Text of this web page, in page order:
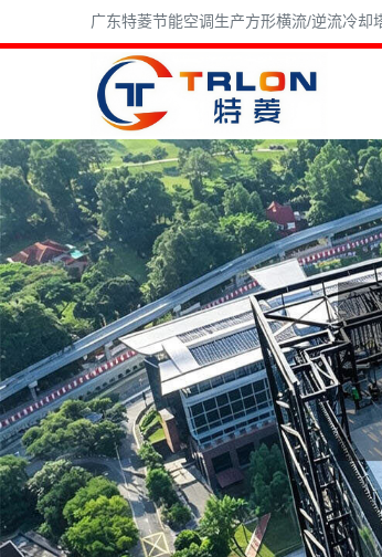
广东特菱节能空调生产方形横流/逆流冷却